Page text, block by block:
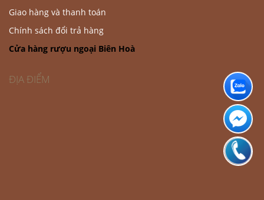
Giao hàng và thanh toán
Chính sách đổi trả hàng
Cửa hàng rượu ngoại Biên Hoà
ĐỊA ĐIỂM